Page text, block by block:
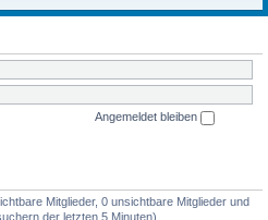
Angemeldet bleiben
Mitglieder, 0 unsichtbare Mitglieder und
der letzten 5 Minuten)